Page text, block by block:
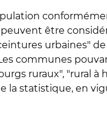
être
urbaines"
communes
ruraux", "rural à
la statistique, en